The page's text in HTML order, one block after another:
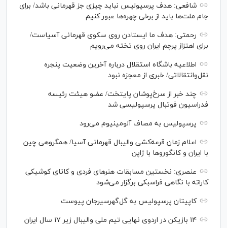
شافعی: هدف پرسپولیس نباید چیزی جز قهرمانی باشد/ برای
جام ملت‌ها باید از برخی چهره‌ها عبور کنیم
رحمتی: هدف ما ایستادن روی سکوی قهرمانی آسیاست/
برای اهتزاز پرچم ایران روی تخته می‌رویم
اطلاعیه باشگاه استقلال درباره آخرین وضعیت پنجره
نقل‌وانتقالاتی/ خبری از معجزه نبود
چند خبر از سرخ‌پوشان پایتخت/ عضو هیئت رئیسه
فدراسیون فوتبال پرسپولیسی شد
پرسپولیس به مصاف آلومینیوم می‌رود
اعلام زمان قرعه‌کشی والیبال قهرمانی آسیا/ همگروهی چین
با ایران و کانگورو‌ها با ژاپن
عنصری: نخستین مسابقات هنر‌های فردی و کاتای کوشیکی
کاراته با نگاهی فراسبکی برگزار می‌شود
کاپیتان پرسپولیس به گل‌گهرسیرجان پیوست
۱۴ بازیکن در اردوی نهایی تیم ملی والیبال زیر ۱۷ سال ایران